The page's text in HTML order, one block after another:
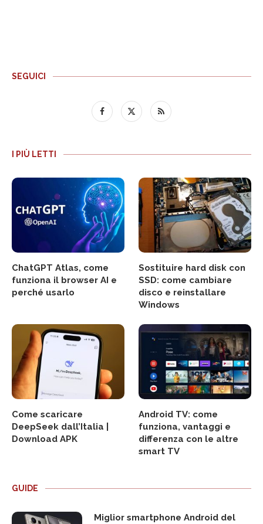
SEGUICI
I PIÙ LETTI
ChatGPT Atlas, come
funziona il browser AI e
perché usarlo
Sostituire hard disk con
SSD: come cambiare
disco e reinstallare
Windows
Come scaricare
DeepSeek dall’Italia |
Download APK
Android TV: come
funziona, vantaggi e
differenza con le altre
smart TV
GUIDE
Miglior smartphone Android del